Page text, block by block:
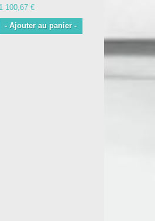
1 100,67 €
- Ajouter au panier -